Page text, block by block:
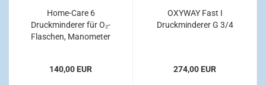
Home-Care 6
Druckminderer für O₂-
Flaschen, Manometer
l/min
140,00 EUR
OXYWAY Fast I
Druckminderer G 3/4
274,00 EUR